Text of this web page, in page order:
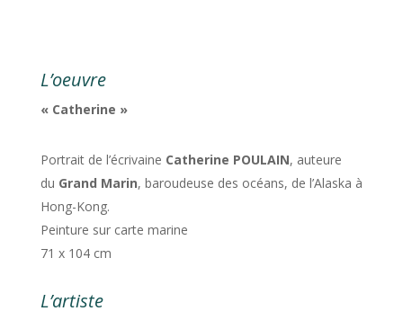
L’oeuvre
« Catherine »
Portrait de l’écrivaine Catherine POULAIN, auteure
du Grand Marin, baroudeuse des océans, de l’Alaska à
Hong-Kong.
Peinture sur carte marine
71 x 104 cm
L’artiste